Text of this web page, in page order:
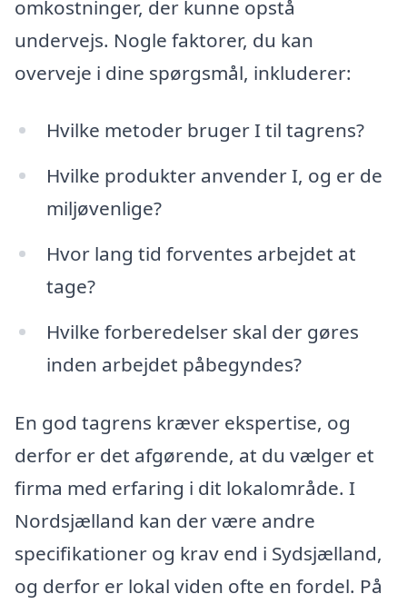
omkostninger, der kunne opstå
undervejs. Nogle faktorer, du kan
overveje i dine spørgsmål, inkluderer:
Hvilke metoder bruger I til tagrens?
Hvilke produkter anvender I, og er de
miljøvenlige?
Hvor lang tid forventes arbejdet at
tage?
Hvilke forberedelser skal der gøres
inden arbejdet påbegyndes?
En god tagrens kræver ekspertise, og
derfor er det afgørende, at du vælger et
firma med erfaring i dit lokalområde. I
Nordsjælland kan der være andre
specifikationer og krav end i Sydsjælland,
og derfor er lokal viden ofte en fordel. På